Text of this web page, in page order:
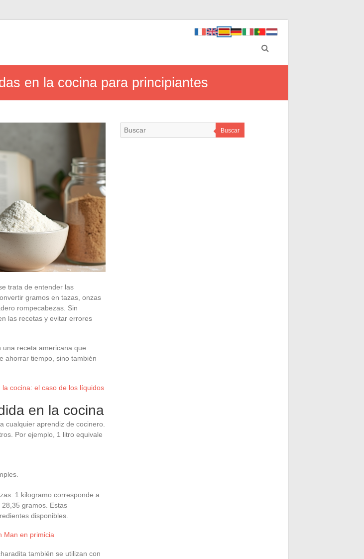
en la cocina para principiantes
trata de entender las
gramos en tazas, onzas
rompecabezas. Sin
las recetas y evitar errores
receta americana que
ahorrar tiempo, sino también
cocina: el caso de los líquidos
en la cocina
cualquier aprendiz de cocinero.
Por ejemplo, 1 litro equivale
1 kilogramo corresponde a
gramos. Estas
disponibles.
Man en primicia
también se utilizan con
Buscar